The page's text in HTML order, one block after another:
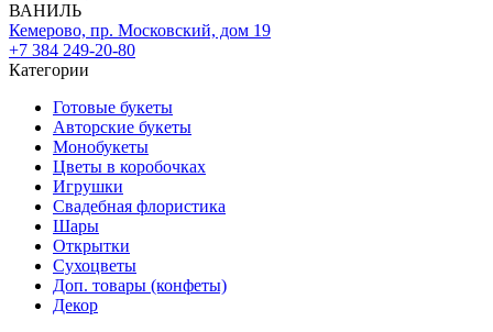
ВАНИЛЬ
Кемерово, пр. Московский, дом 19
+7 384 249-20-80
Категории
Готовые букеты
Авторские букеты
Монобукеты
Цветы в коробочках
Игрушки
Свадебная флористика
Шары
Открытки
Сухоцветы
Доп. товары (конфеты)
Декор